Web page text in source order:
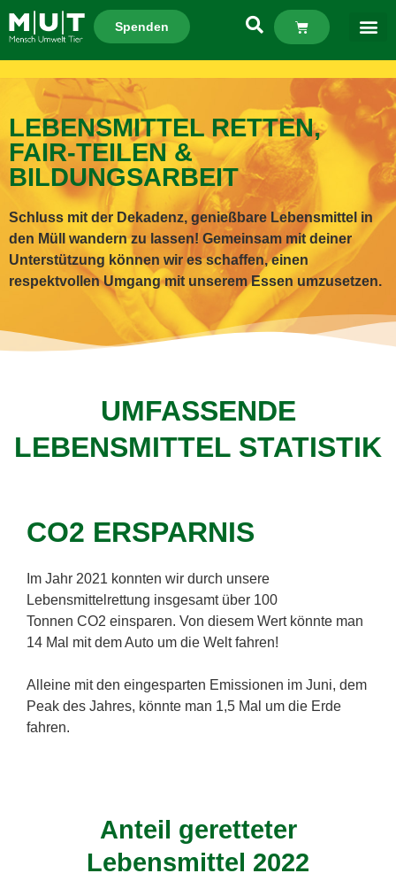
Spenden
LEBENSMITTEL RETTEN,
FAIR-TEILEN &
BILDUNGSARBEIT
Schluss mit der Dekadenz, genießbare Lebensmittel in
den Müll wandern zu lassen! Gemeinsam mit deiner
Unterstützung können wir es schaffen, einen
respektvollen Umgang mit unserem Essen umzusetzen.
UMFASSENDE
LEBENSMITTEL STATISTIK
CO2 ERSPARNIS
Im Jahr 2021 konnten wir durch unsere
Lebensmittelrettung insgesamt über 100
Tonnen CO2 einsparen. Von diesem Wert könnte man
14 Mal mit dem Auto um die Welt fahren!
Alleine mit den eingesparten Emissionen im Juni, dem
Peak des Jahres, könnte man 1,5 Mal um die Erde
fahren.
Anteil geretteter
Lebensmittel 2022